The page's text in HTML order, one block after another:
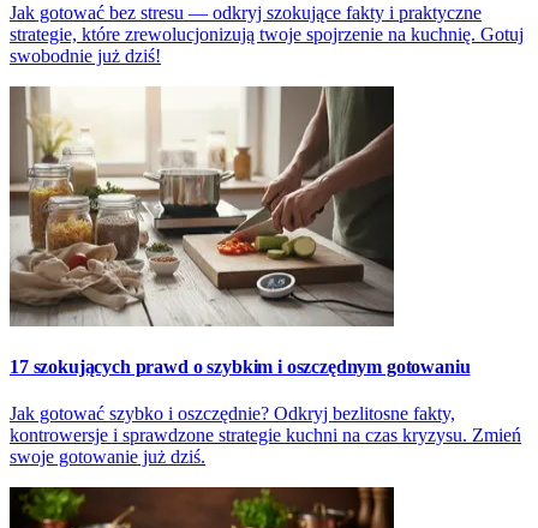
Jak gotować bez stresu — odkryj szokujące fakty i praktyczne
strategie, które zrewolucjonizują twoje spojrzenie na kuchnię. Gotuj
swobodnie już dziś!
17 szokujących prawd o szybkim i oszczędnym gotowaniu
Jak gotować szybko i oszczędnie? Odkryj bezlitosne fakty,
kontrowersje i sprawdzone strategie kuchni na czas kryzysu. Zmień
swoje gotowanie już dziś.